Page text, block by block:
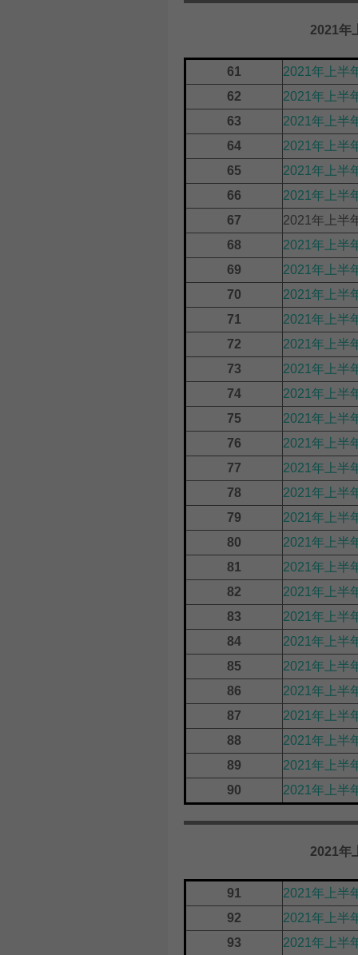
2021年
61
2021年上半
62
2021年上半
63
2021年上半
64
2021年上半
65
2021年上半
66
2021年上半
67
2021年上半
68
2021年上半
69
2021年上半
70
2021年上半
71
2021年上半
72
2021年上半
73
2021年上半
74
2021年上半
75
2021年上半
76
2021年上半
77
2021年上半
78
2021年上半
79
2021年上半
80
2021年上半
81
2021年上半
82
2021年上半
83
2021年上半
84
2021年上半
85
2021年上半
86
2021年上半
87
2021年上半
88
2021年上半
89
2021年上半
90
2021年上半
2021年
91
2021年上半
92
2021年上半
93
2021年上半